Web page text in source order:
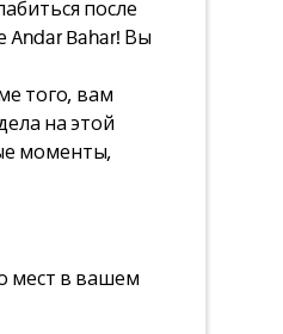
после
Andar Bahar! Вы
того, вам
на этой
моменты,
мест в вашем